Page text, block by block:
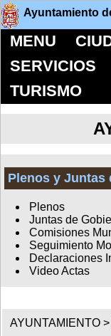
Ayuntamiento
MENU
SERVICIOS
TURISMO
Plenos y Juntas
Plenos
Juntas de
Comisiones
Seguimiento
Declaraciones
Video Actas
AYUNTAMIENTO >